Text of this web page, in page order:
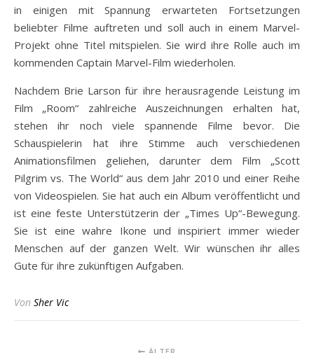
in einigen mit Spannung erwarteten Fortsetzungen
beliebter Filme auftreten und soll auch in einem Marvel-
Projekt ohne Titel mitspielen. Sie wird ihre Rolle auch im
kommenden Captain Marvel-Film wiederholen.
Nachdem Brie Larson für ihre herausragende Leistung im
Film „Room“ zahlreiche Auszeichnungen erhalten hat,
stehen ihr noch viele spannende Filme bevor. Die
Schauspielerin hat ihre Stimme auch verschiedenen
Animationsfilmen geliehen, darunter dem Film „Scott
Pilgrim vs. The World“ aus dem Jahr 2010 und einer Reihe
von Videospielen. Sie hat auch ein Album veröffentlicht und
ist eine feste Unterstützerin der „Times Up“-Bewegung.
Sie ist eine wahre Ikone und inspiriert immer wieder
Menschen auf der ganzen Welt. Wir wünschen ihr alles
Gute für ihre zukünftigen Aufgaben.
Von Sher Vic